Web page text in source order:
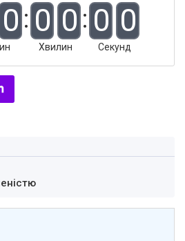
0 0 0
Хвилин
0 0
Секунд